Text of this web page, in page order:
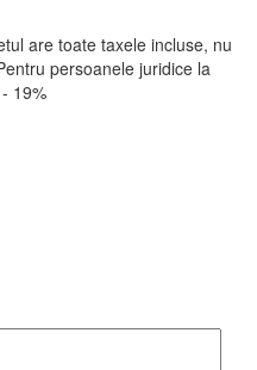
are toate taxele incluse, nu
persoanele juridice la
19%